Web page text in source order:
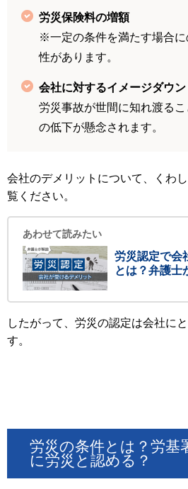
労災保険料の増額
※一定の条件を満たす場合
性があります。
会社に対するイメージダウン
労災事故が世間に知れ渡る
の低下が懸念されます。
会社のデメリットについて、くわ
覧ください。
あわせて読みたい
労災認定で会
とは？弁護士
したがって、労災の認定は会社に
す。
労災の条件とは？労基
に労災と認める？